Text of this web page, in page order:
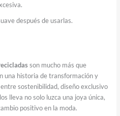
después de usarlas.
son mucho más que
una historia de transformación y
sostenibilidad, diseño exclusivo
lleva no solo luzca una joya única,
positivo en la moda.